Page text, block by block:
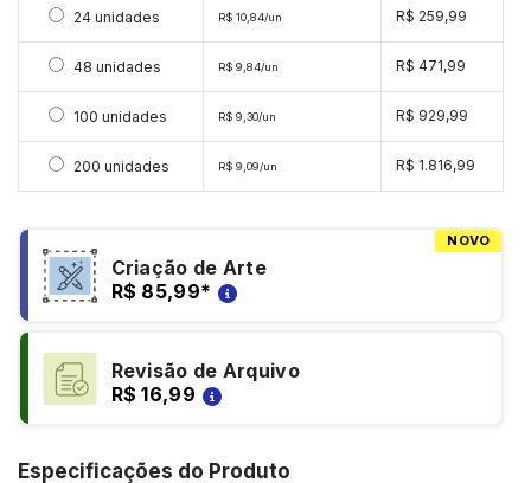
Selecionar 24 unidades
24 unidades R$ 10,84/un R$ 259,99
Selecionar 48 unidades
48 unidades R$ 9,84/un R$ 471,99
Selecionar 100 unidades
100 unidades R$ 9,30/un R$ 929,99
Selecionar 200 unidades
200 unidades R$ 9,09/un R$ 1.816,99
NOVO
Criação de Arte
R$ 85,99*
Revisão de Arquivo
R$ 16,99
Especificações do Produto